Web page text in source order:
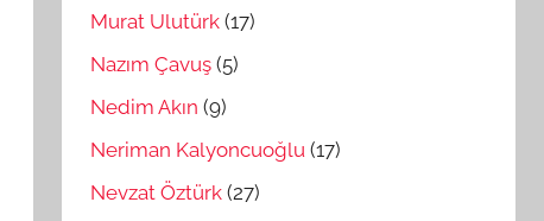
Murat Ulutürk (17)
Nazım Çavuş (5)
Nedim Akın (9)
Neriman Kalyoncuoğlu (17)
Nevzat Öztürk (27)